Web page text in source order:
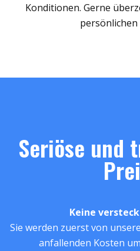
Konditionen. Gerne
persönlichen
Seriöse und
Keine
Sie werden zuerst von
anfallenden Kosten